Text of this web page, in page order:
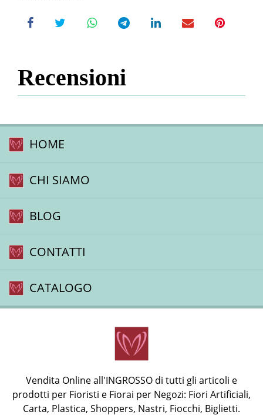
Recensioni
HOME
CHI SIAMO
BLOG
CONTATTI
CATALOGO
Vendita Online all'INGROSSO di tutti gli articoli e
prodotti per Fioristi e Fiorai per Negozi: Fiori Artificiali,
Carta, Plastica, Shoppers, Nastri, Fiocchi, Biglietti.